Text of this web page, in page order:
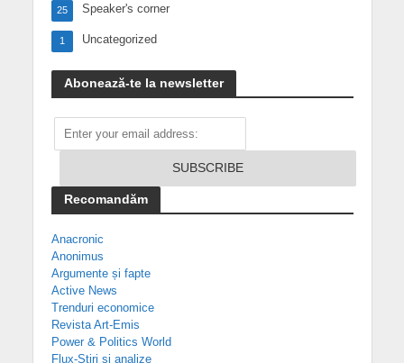
Speaker's corner
25
Uncategorized
1
Abonează-te la newsletter
Recomandăm
Anacronic
Anonimus
Argumente și fapte
Active News
Trenduri economice
Revista Art-Emis
Power & Politics World
Flux-Știri și analize